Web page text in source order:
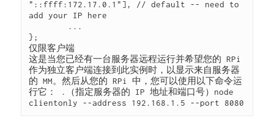
"::ffff:172.17.0.1"], // default -- need to
add your IP here
};
仅限客户端
这是当您已经有一台服务器远程运行并希望您的 RPi
作为独立客户端连接到此实例时，以显示来自服务器
的 MM。然后从您的 RPi 中，您可以使用以下命令运
行它： .（指定服务器的 IP 地址和端口号）node
clientonly --address 192.168.1.5 --port 8080